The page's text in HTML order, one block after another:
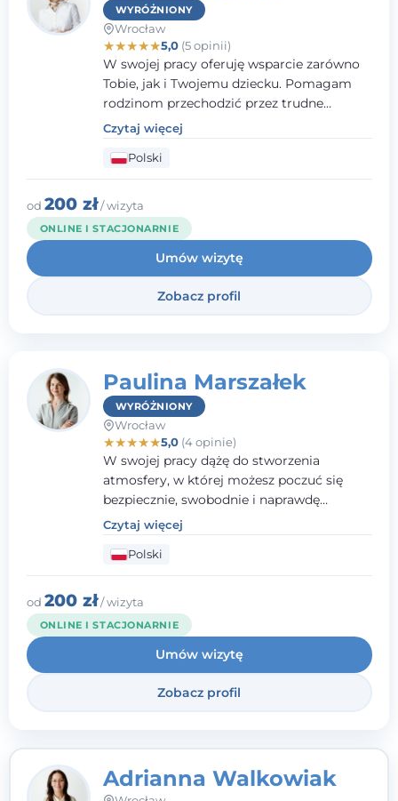
WYRÓŻNIONY
Wrocław
★★★★★5,0(5 opinii)
W swojej pracy oferuję wsparcie zarówno
Tobie, jak i Twojemu dziecku. Pomagam
rodzinom przechodzić przez trudne
momenty, opierając współpracę na
wzajemnym zaufaniu i otwartej
komunikacji. Posiadam doświadczenie w
pracy z dziećmi i młodzieżą mierzącymi się
z różnorodnymi trudnościami
emocjonalnymi oraz rozwojowymi.
Czytaj więcej
Polski
od 200 zł/ wizyta
ONLINE I STACJONARNIE
Umów wizytę
Zobacz profil
Paulina Marszałek
WYRÓŻNIONY
Wrocław
★★★★★5,0(4 opinie)
W swojej pracy dążę do stworzenia
atmosfery, w której możesz poczuć się
bezpiecznie, swobodnie i naprawdę
wysłuchany(-a). Zależy mi na
towarzyszeniu Ci w drodze do większego
dobrostanu, lepszego poznania siebie oraz
budowania wartościowych i
satysfakcjonujących relacji - zarówno z
innymi, jak i z samym sobą. Możliwość
bycia częścią tego procesu traktuję jako
duże wyróżnienie.
Czytaj więcej
Polski
od 200 zł/ wizyta
ONLINE I STACJONARNIE
Umów wizytę
Zobacz profil
Adrianna Walkowiak